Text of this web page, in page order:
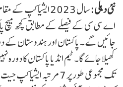
نئی دہلی:
سال 2023 ایشیا کپ
اے سی سی کے فیصلے کے مطابق کچھ میچ
جائیں گے۔ پاکستان اور ہندوستان کے
کھیلا جائے گا۔ ٹیم انڈیا پاکستان کا
تک مجموعی طور پر 7 مرتبہ